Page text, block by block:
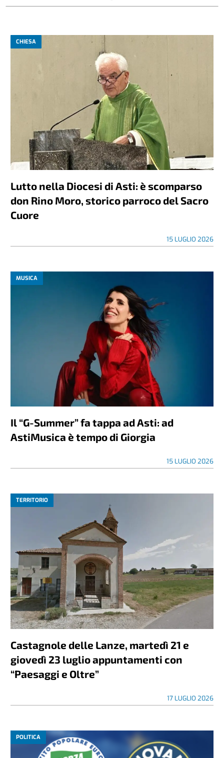
CHIESA
Lutto nella Diocesi di Asti: è scomparso
don Rino Moro, storico parroco del Sacro
Cuore
15 LUGLIO 2026
MUSICA
Il “G-Summer” fa tappa ad Asti: ad
AstiMusica è tempo di Giorgia
15 LUGLIO 2026
TERRITORIO
Castagnole delle Lanze, martedì 21 e
giovedì 23 luglio appuntamenti con
“Paesaggi e Oltre”
17 LUGLIO 2026
POLITICA